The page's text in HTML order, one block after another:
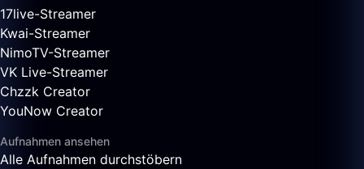
17live-Streamer
Kwai-Streamer
NimoTV-Streamer
VK Live-Streamer
Chzzk Creator
YouNow Creator
Aufnahmen ansehen
Alle Aufnahmen durchstöbern